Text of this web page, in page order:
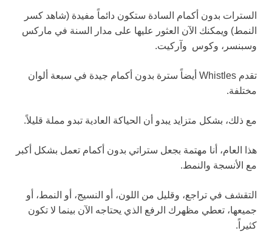
السترات بدون أكمام السادة ستكون دائماً مفيدة (شاهد كسر
النمط) ويمكنك الآن العثور عليها على مدار السنة في ماركس
وسبنسر، وكوس وآركيت.
تقدم Whistles أيضاً سترة بدون أكمام جيدة في سبعة ألوان
مختلفة.
مع ذلك، بشكل متزايد يبدو أن الحياكة العادية تبدو مملة قليلاً.
هذا العام، أنا مهتمة بجعل ستراتي بدون أكمام تعمل بشكل أكبر
مع الأنسجة والنمط.
التقشف في تراجع، وقليل من اللون، أو النسيج، أو النمط، أو
جميعها، تعطي مظهرك الرفع الذي يحتاجه الآن بينما لا تكون
كثيراً.